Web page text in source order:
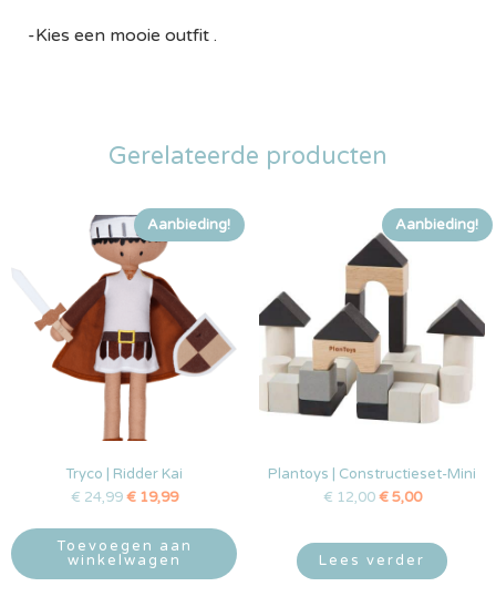
-Kies een mooie outfit .
Gerelateerde producten
Aanbieding!
Tryco | Ridder Kai
€ 24,99 €19,99
Toevoegen aan
winkelwagen
Aanbieding!
Plantoys | Constructieset-Mini
€ 12,00 €5,00
Lees verder